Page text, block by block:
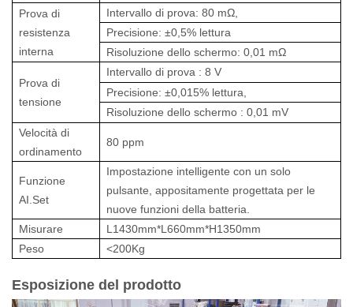
Prova di
resistenza
interna
Intervallo di prova: 80 mΩ,
Precisione: ±0,5% lettura
Risoluzione dello schermo: 0,01 mΩ
Prova di
tensione
Intervallo di prova : 8 V
Precisione: ±0,015% lettura,
Risoluzione dello schermo : 0,01 mV
Velocità di
ordinamento
80 ppm
Funzione
AI.Set
Impostazione intelligente con un solo
pulsante, appositamente progettata per le
nuove funzioni della batteria.
Misurare
L1430mm*L660mm*H1350mm
Peso
<200Kg
Esposizione del prodotto